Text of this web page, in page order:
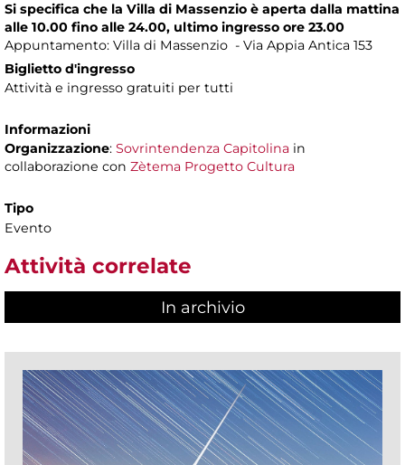
Si specifica che la Villa di Massenzio è aperta dalla mattina
alle 10.00 fino alle 24.00, ultimo ingresso ore 23.00
Appuntamento: Villa di Massenzio - Via Appia Antica 153
Biglietto d'ingresso
Attività e ingresso gratuiti per tutti
Informazioni
Organizzazione: Sovrintendenza Capitolina in
collaborazione con Zètema Progetto Cultura
Tipo
Evento
Attività correlate
In archivio